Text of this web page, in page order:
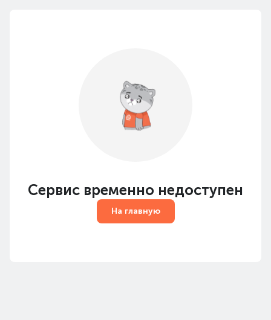
Сервис временно недоступен
На главную